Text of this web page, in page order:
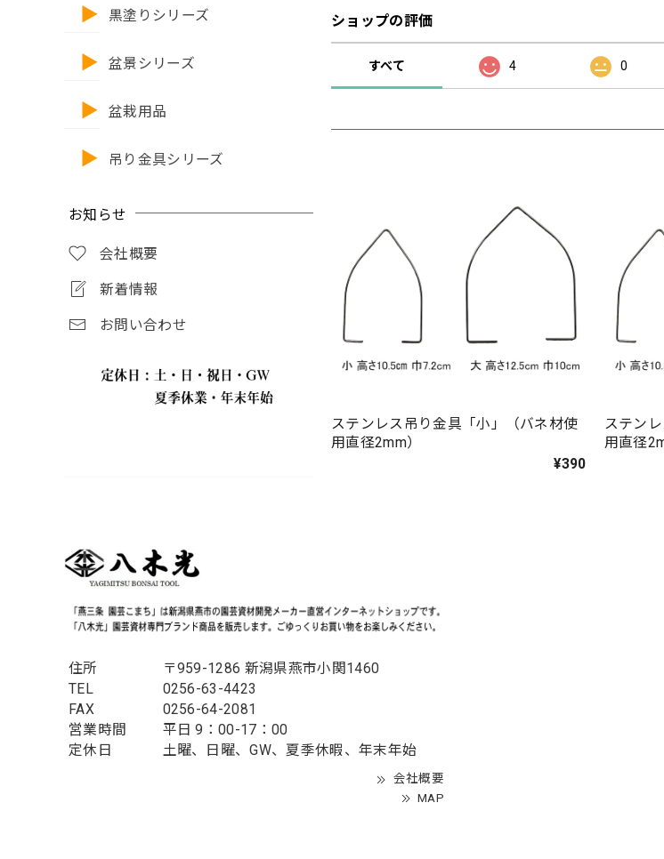
黒塗りシリーズ
盆景シリーズ
盆栽用品
吊り金具シリーズ
お知らせ
会社概要
新着情報
お問い合わせ
ショップの評価
すべて 4 0
ステンレス吊り金具「小」（バネ材使
用直径2mm）
¥390
ステン
用直径
住所
〒959-1286 新潟県燕市小関1460
TEL
0256-63-4423
FAX
0256-64-2081
営業時間
平日 9：00-17：00
定休日
土曜、日曜、GW、夏季休暇、年末年始
会社概要
MAP